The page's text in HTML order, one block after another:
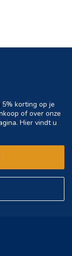
korting op je
of over onze
Hier vindt u